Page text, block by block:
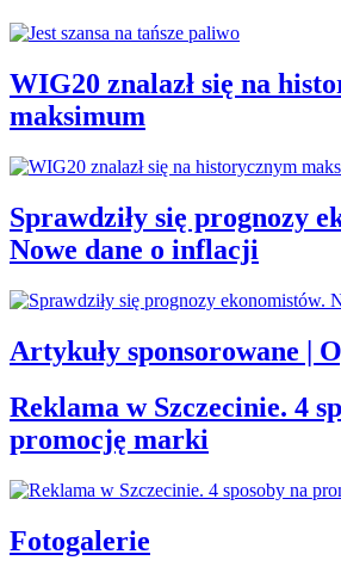
WIG20 znalazł się na
maksimum
Sprawdziły się prognozy
Nowe dane o inflacji
Artykuły sponsorowane |
Reklama w Szczecinie. 4
promocję marki
Fotogalerie